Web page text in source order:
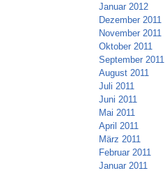
Januar 2012
Dezember 2011
November 2011
Oktober 2011
September 2011
August 2011
Juli 2011
Juni 2011
Mai 2011
April 2011
März 2011
Februar 2011
Januar 2011